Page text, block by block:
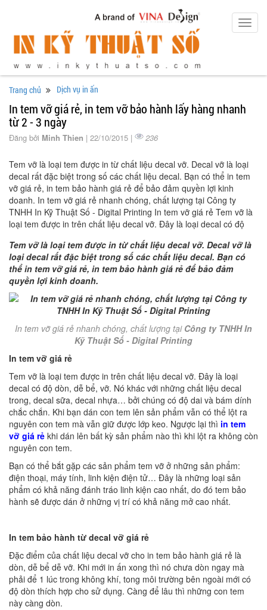
Trang chủ Dịch vụ in ấn
In tem vỡ giá rẻ, in tem vỡ bảo hành lấy hàng nhanh
từ 2 - 3 ngày
Đăng bởi Minh Thien | 22/10/2015 | 236
Tem vỡ là loại tem được in từ chất liệu decal vỡ. Decal vỡ là loại
decal rất đặc biệt trong số các chất liệu decal. Bạn có thể in tem
vỡ giá rẻ, in tem bảo hành giá rẻ để bảo đảm quyền lợi kinh
doanh. In tem vỡ giá rẻ nhanh chóng, chất lượng tại Công ty
TNHH In Kỹ Thuật Số - Digital Printing In tem vỡ giá rẻ Tem vỡ là
loại tem được in trên chất liệu decal vỡ. Đây là loại decal có độ
Tem vỡ là loại tem được in từ chất liệu decal vỡ. Decal vỡ là
loại decal rất đặc biệt trong số các chất liệu decal. Bạn có
thể in tem vỡ giá rẻ, in tem bảo hành giá rẻ để bảo đảm
quyền lợi kinh doanh.
In tem vỡ giá rẻ nhanh chóng, chất lượng tạiCông ty TNHH In
Kỹ Thuật Số - Digital Printing
In tem vỡ giá rẻ
Tem vỡ là loại tem được in trên chất liệu decal vỡ. Đây là loại
decal có độ dòn, dễ bể, vỡ. Nó khác với những chất liệu decal
trong, decal sữa, decal nhựa… bởi chúng có độ dai và bám dính
chắc chắn. Khi bạn dán con tem lên sản phẩm vẫn có thể lột ra
nguyên con tem mà vẫn giữ được lớp keo. Ngược lại thì in tem
vỡ giá rẻ khi dán lên bất kỳ sản phẩm nào thì khi lột ra không còn
nguyên con tem.
Bạn có thể bắt gặp các sản phẩm tem vỡ ở những sản phẩm:
điện thoại, máy tính, linh kiện điện tử… Đây là những loại sản
phẩm có khả năng đánh tráo linh kiện cao nhất, do đó tem bảo
hành sẽ được dán ở những vị trí có khả năng mở cao nhất.
In tem bảo hành từ decal vỡ giá rẻ
Đặc điểm của chất liệu decal vỡ cho in tem bảo hành giá rẻ là
dòn, dễ bể dễ vỡ. Khi mới in ấn xong thì nó chưa dòn ngay mà
phải để 1 lúc trong không khí, tong môi trường bên ngoài mới có
độ dòn thích hợp cho sử dụng. Càng để lâu thì những con tem
này càng dòn.